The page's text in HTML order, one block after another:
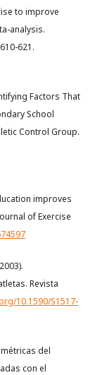
to improve
analysis.
621.
Factors That
School
Control Group.
improves
of Exercise
Revista
10.1590/S1517-
del
con el